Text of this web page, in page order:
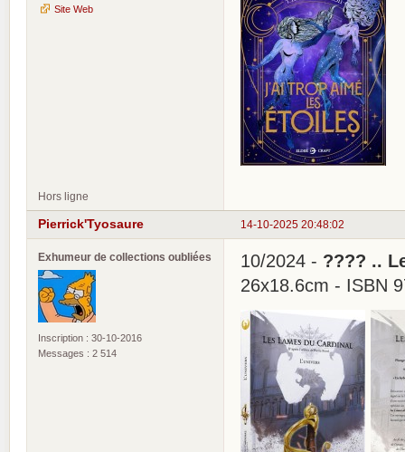
Site Web
Hors ligne
14-10-2025 20:48:02
Pierrick'Tyosaure
Exhumeur de collections oubliées
Inscription : 30-10-2016
Messages : 2 514
10/2024 - ???? ..
26x18.6cm - ISBN